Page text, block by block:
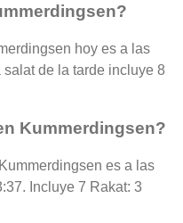
hoy es a las
de la tarde incluye 8
Kummerdingsen?
es a las
Incluye 7 Rakat: 3